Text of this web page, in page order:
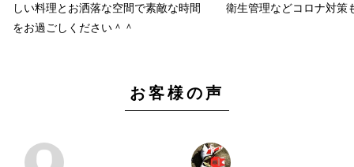
しい料理とお洒落な空間で素敵な時間
をお過ごしください＾＾
衛生管理などコロナ対策
お客様の声